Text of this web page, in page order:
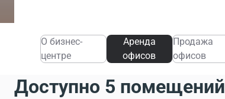
О бизнес-
центре
Аренда
офисов
Продажа
офисов
Доступно 5 помещений